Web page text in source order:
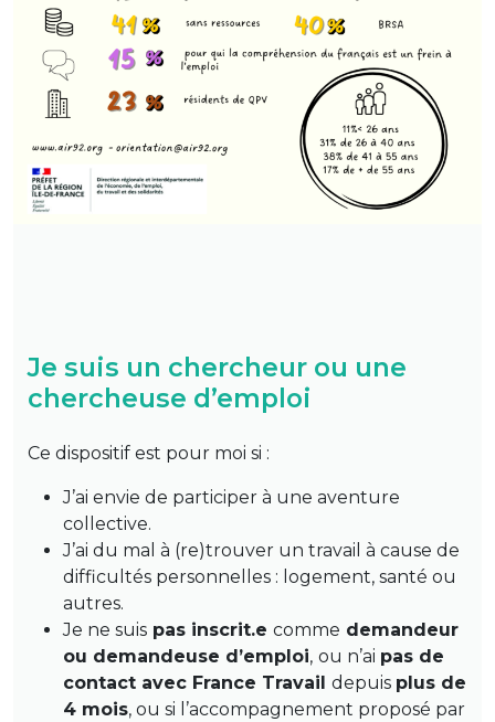
Je suis un chercheur ou une
chercheuse d’emploi
Ce dispositif est pour moi si :
J’ai envie de participer à une aventure
collective.
J’ai du mal à (re)trouver un travail à cause de
difficultés personnelles : logement, santé ou
autres.
Je ne suispas inscrit.e comme demandeur
ou demandeuse d’emploi, ou n’ai pas de
contact avec France Travail depuis plus de
4 mois, ou si l’accompagnement proposé par